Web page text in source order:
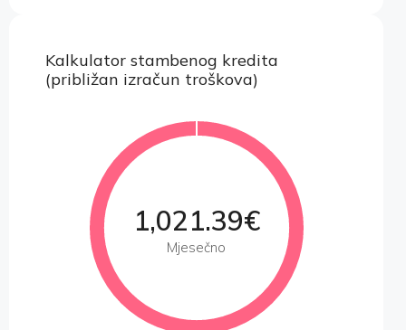
Kalkulator stambenog kredita
(približan izračun troškova)
1,021.39€
Mjesečno